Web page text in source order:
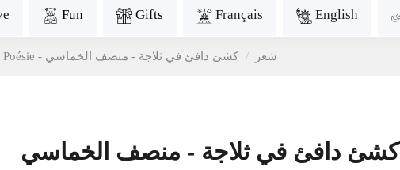
Fun Gifts Français English
Poésie - شعر كشئ دافئ في ثلاجة - منصف الخماسي
كشئ دافئ في ثلاجة - منصف الخماسي